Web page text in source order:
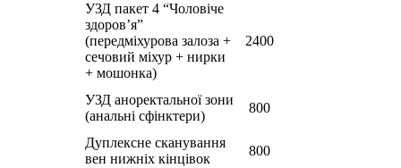
УЗД пакет 4 “Чоловіче
здоров’я”
(передміхурова залоза +
сечовий міхур + нирки
+ мошонка)
2400
УЗД аноректальної зони
(анальні сфінктери)
800
Дуплексне сканування
вен нижніх кінцівок
800